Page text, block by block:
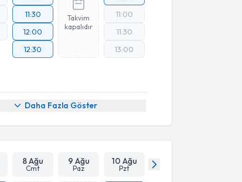
11:30
12:00
12:30
Takvim
kapalıdır
11:00
11:30
13:00
Daha Fazla Göster
8 Ağu
Cmt
9 Ağu
Paz
10 Ağu
Pzt